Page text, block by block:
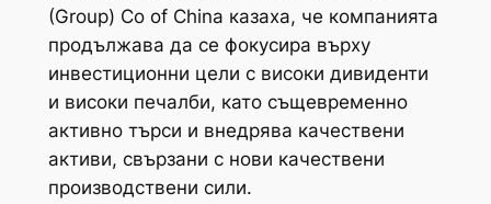
(Group) Co of China казаха, че компанията
продължава да се фокусира върху
инвестиционни цели с високи дивиденти
и високи печалби, като същевременно
активно търси и внедрява качествени
активи, свързани с нови качествени
производствени сили.